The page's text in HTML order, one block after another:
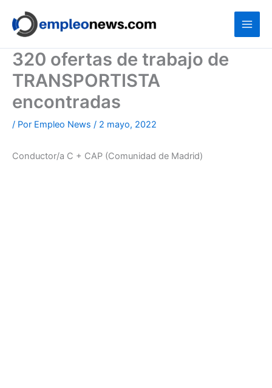
contenido
320 ofertas de trabajo de
TRANSPORTISTA
encontradas
/ Por Empleo News / 2 mayo, 2022
Conductor/a C + CAP (Comunidad de Madrid)